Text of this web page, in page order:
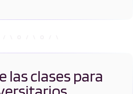
las clases para